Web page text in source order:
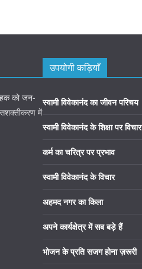
को जन-
सशक्तीकरण में
उपयोगी कड़ियाँ
स्वामी विवेकानंद का जीवन परिचय
स्वामी विवेकानंद के शिक्षा पर विचार
कर्म का चरित्र पर प्रभाव
स्वामी विवेकानंद के विचार
अहमद नगर का किला
अपने कार्यक्षेत्र में सब बड़े हैं
भोजन के प्रति सजग होना ज़रूरी